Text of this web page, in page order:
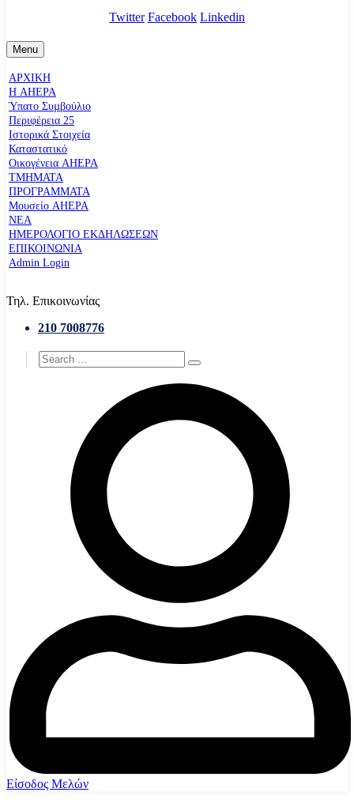
Twitter Facebook Linkedin
Menu
ΑΡΧΙΚΗ
Η AHEPA
Ύπατο Συµβούλιο
Περιφέρεια 25
Ιστορικά Στοιχεία
Καταστατικό
Οικογένεια AHEPA
ΤΜΗΜΑΤΑ
ΠΡΟΓΡΑΜΜΑΤΑ
Μουσείο AHEPA
ΝΕΑ
ΗΜΕΡΟΛΟΓΙΟ ΕΚΔΗΛΩΣΕΩΝ
ΕΠΙΚΟΙΝΩΝΙΑ
Admin Login
Τηλ. Επικοινωνίας
210 7008776
Είσοδος Μελών